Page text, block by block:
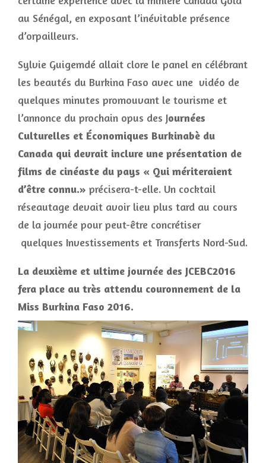
au Sénégal, en exposant l’inévitable présence
d’orpailleurs.
Sylvie Guigemdé allait clore le panel en célébrant
les beautés du Burkina Faso avec une vidéo de
quelques minutes promouvant le tourisme et
l’annonce du prochain opus des Journées
Culturelles et Économiques Burkinabè du
Canada qui devrait inclure une présentation de
films de cinéaste du pays « Qui mériteraient
d’être connu.» précisera-t-elle. Un cocktail
réseautage devait avoir lieu plus tard au cours
de la journée pour peut-être concrétiser
quelques Investissements et Transferts Nord-Sud.
La deuxième et ultime journée des JCEBC2016
fera place au très attendu couronnement de la
Miss Burkina Faso 2016.